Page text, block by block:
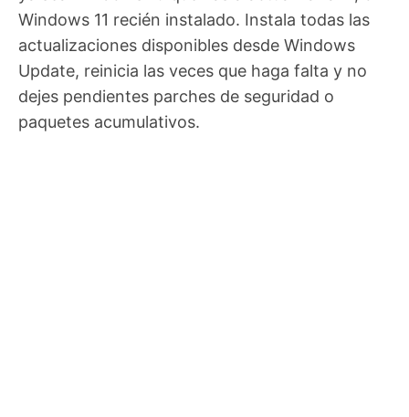
Windows 11 recién instalado. Instala todas las
actualizaciones disponibles desde Windows
Update, reinicia las veces que haga falta y no
dejes pendientes parches de seguridad o
paquetes acumulativos.